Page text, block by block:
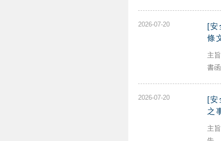
2026-07-20
[安
條
主
書
2026-07-20
[安
之
主